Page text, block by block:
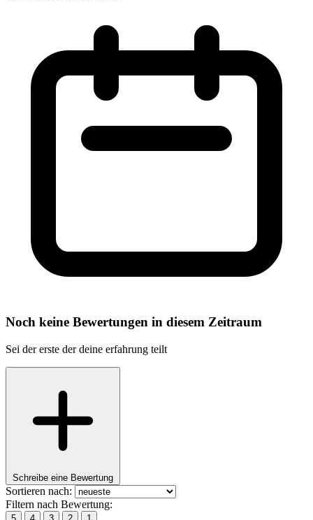
Noch keine Bewertungen in diesem Zeitraum
Sei der erste der deine erfahrung teilt
Schreibe eine Bewertung
Sortieren nach:
Filtern nach Bewertung: